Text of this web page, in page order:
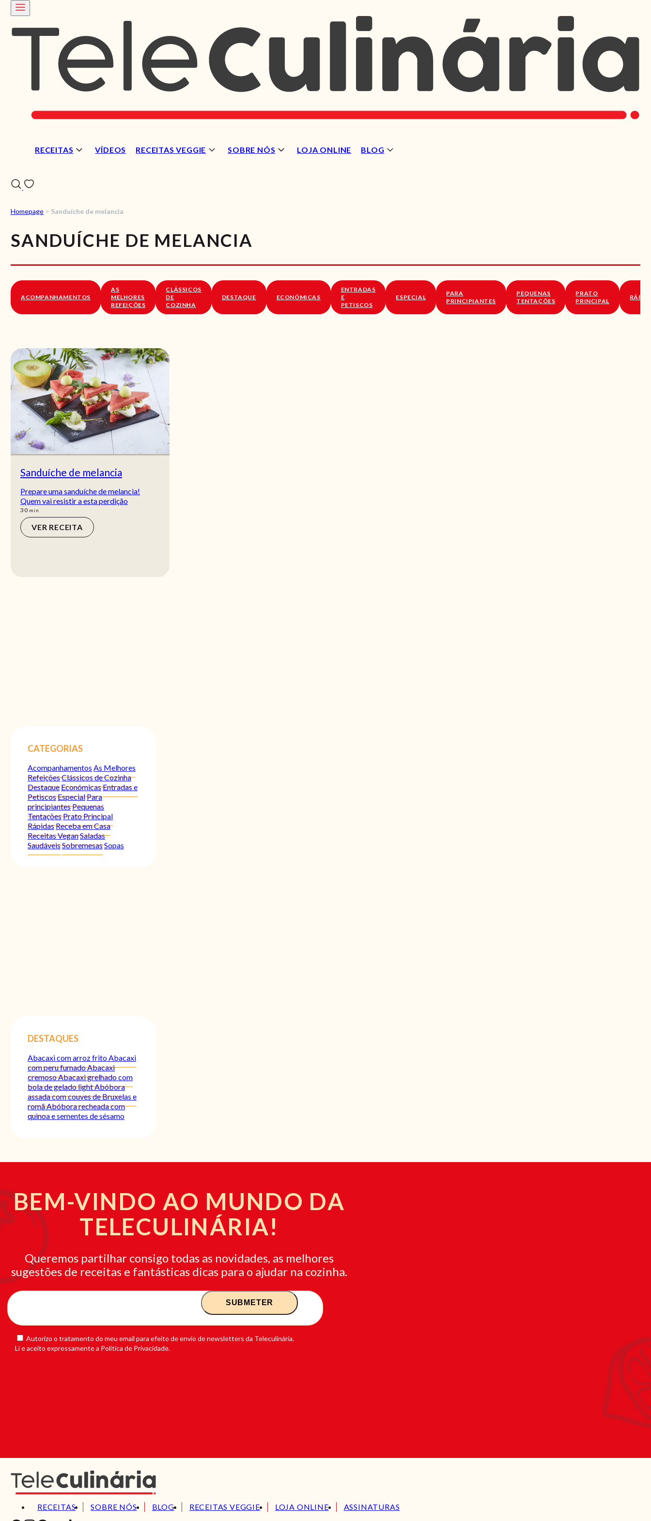
RECEITAS VÍDEOS RECEITAS VEGGIE SOBRE NÓS LOJA ONLINE BLOG
SOBRE NÓS
Homepage > Sanduíche de melancia
SANDUÍCHE DE MELANCIA
ACOMPANHAMENTOS
AS
MELHORES
REFEIÇÕES
CLÁSSICOS
DE
COZINHA
DESTAQUE ECONÓMICAS
ENTRADAS
E
PETISCOS
ESPECIAL
PARA
PRINCIPIANTES
PEQUENAS
TENTAÇÕES
PRATO
PRINCIPAL
Sanduíche de melancia
Prepare uma sanduíche de melancia!
Quem vai resistir a esta perdição
30min
min
VER RECEITA
CATEGORIAS
Acompanhamentos As Melhores
RefeiçõesClássicos de Cozinha
Destaque EconómicasEntradas e
PetiscosEspecialPara
principiantesPequenas
TentaçõesPrato Principal
RápidasReceba em Casa
Receitas VeganSaladas
SaudáveisSobremesasSopas
DESTAQUES
Abacaxi com arroz fritoAbacaxi
com peru fumadoAbacaxi
cremosoAbacaxi grelhado com
bola de gelado lightAbóbora
assada com couves de Bruxelas e
romãAbóbora recheada com
quinoa e sementes de sésamo
BEM-VINDO AO MUNDO DA
TELECULINÁRIA!
Queremos partilhar consigo todas as novidades, as melhores
sugestões de receitas e fantásticas dicas para o ajudar na cozinha.
Autorizo o tratamento do meu email para efeito de envio de newsletters da Teleculinária.
Li e aceito expressamente a Política de Privacidade.
RECEITAS SOBRE NÓS BLOG RECEITAS VEGGIE LOJA ONLINE ASSINATURAS